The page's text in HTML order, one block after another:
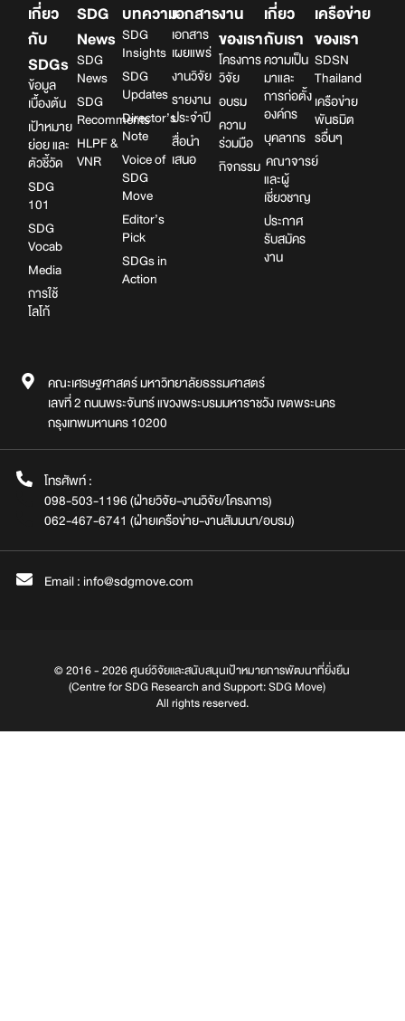
เกี่ยว
กับ
SDGs
ข้อมูล
เบื้องต้น
เป้าหมาย
ย่อย และ
ตัวชี้วัด
SDG
101
SDG
Vocab
Media
การใช้
โลโก้
SDG
News
SDG
News
SDG
Recomments
HLPF &
VNR
บทความ
SDG
Insights
SDG
Updates
Director’s
Note
Voice of
SDG
Move
Editor’s
Pick
SDGs in
Action
เอกสาร
เอกสาร
เผยแพร่
งานวิจัย
รายงาน
ประจำปี
สื่อนำ
เสนอ
งาน
ของเรา
โครงการ
วิจัย
อบรม
ความ
ร่วมมือ
กิจกรรม
เกี่ยว
กับเรา
ความเป็น
มาและ
การก่อตั้ง
องค์กร
บุคลากร
คณาจารย์
และผู้
เชี่ยวชาญ
ประกาศ
รับสมัคร
งาน
เครือข่าย
ของเรา
SDSN
Thailand
เครือข่าย
พันธมิต
รอื่นๆ
คณะเศรษฐศาสตร์ มหาวิทยาลัยธรรมศาสตร์
เลขที่ 2 ถนนพระจันทร์ แขวงพระบรมมหาราชวัง เขตพระนคร
กรุงเทพมหานคร 10200
โทรศัพท์ :
098-503-1196 (ฝ่ายวิจัย-งานวิจัย/โครงการ)
062-467-6741 (ฝ่ายเครือข่าย-งานสัมมนา/อบรม)
Email : info@sdgmove.com
© 2016 - 2026 ศูนย์วิจัยและสนับสนุนเป้าหมายการพัฒนาที่ยั่งยืน
(Centre for SDG Research and Support: SDG Move)
All rights reserved.